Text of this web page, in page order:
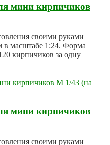
мини кирпичиков
своими руками
в масштабе 1:24. Форма
кирпичиков за одну
мини кирпичиков
своими руками